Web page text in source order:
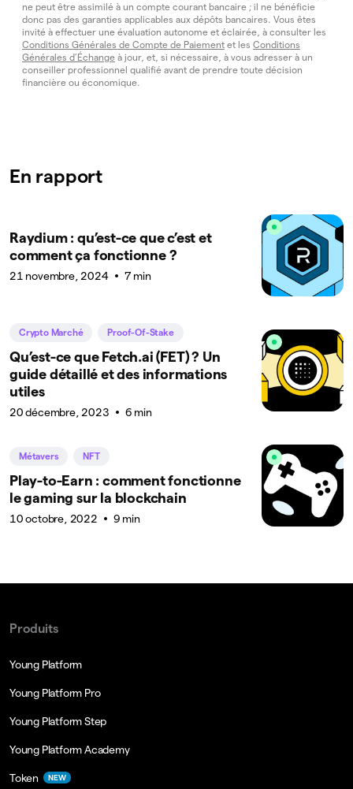
ne peut être assimilé à un compte courant bancaire ; il ne bénéficie
donc pas des garanties applicables aux dépôts bancaires. Vous êtes
invité à effectuer une évaluation autonome et éclairée, à consulter les
Conditions Générales de Compte de Paiement et les Conditions
Générales d’Échange à jour, et, si nécessaire, à vous adresser à un
conseiller professionnel qualifié avant de prendre toute décision
financière ou économique.
En rapport
Raydium : qu’est-ce que c’est et
comment ça fonctionne ?
21 novembre, 2024 7 min
Crypto Marché Proof-Of-Stake
Qu’est-ce que Fetch.ai (FET) ? Un
guide détaillé et des informations
utiles
20 décembre, 2023 6 min
Métavers NFT
Play-to-Earn : comment fonctionne
le gaming sur la blockchain
10 octobre, 2022 9 min
Produits
Young Platform
Young Platform Pro
Young Platform Step
Young Platform Academy
Token NEW